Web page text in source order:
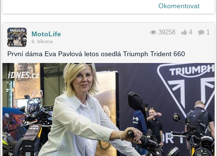
Okomentovat
MotoLife
9. března
39258 4 1
První dáma Eva Pavlová letos osedlá Triumph Trident 660